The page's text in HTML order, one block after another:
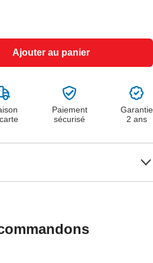
Ajouter au panier
Paiement
sécurisé
Garantie
2 ans